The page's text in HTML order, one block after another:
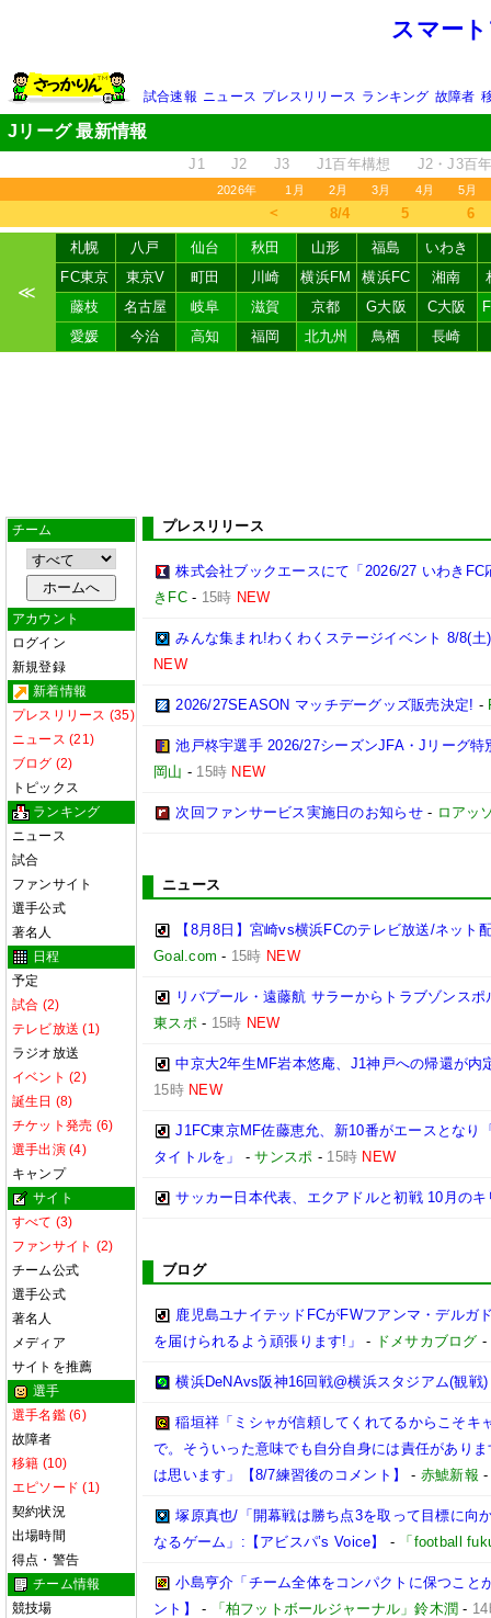
スマー
試合速報 ニュース プレスリリース ランキング 故障者
Jリーグ 最新情報
J1 J2 J3 J1百年構想 J2・J3百
2026年 1月 2月 3月 4月 5月
＜ 8/4 5 6
≪
札幌 八戸 仙台 秋田 山形 福島
いわき
FC東京
東京V 町田 川崎 横浜FM 横浜FC 湘南
藤枝
名古屋 岐阜 滋賀 京都 G大阪 C大阪
愛媛
今治 高知 福岡 北九州 鳥栖 長崎
チーム
アカウント
ログイン
新規登録
新着情報
プレスリリース (35)
ニュース (21)
ブログ (2)
トピックス
ランキング
ニュース
試合
ファンサイト
選手公式
著名人
日程
予定
試合 (2)
テレビ放送 (1)
ラジオ放送
イベント (2)
誕生日 (8)
チケット発売 (6)
選手出演 (4)
キャンプ
サイト
すべて (3)
ファンサイト (2)
チーム公式
選手公式
著名人
メディア
サイトを推薦
選手
選手名鑑 (6)
故障者
移籍 (10)
エピソード (1)
契約状況
出場時間
得点・警告
チーム情報
競技場
プレスリリース
株式会社ブックエースにて「2026/27 いわき
きFC- 15時 NEW
みんな集まれ!わくわくステージイベント 8/8(
NEW
2026/27SEASON マッチデーグッズ販売決定! -
池戸柊宇選手 2026/27シーズンJFA・Jリーグ
岡山 - 15時 NEW
次回ファンサービス実施日のお知らせ- ロアッ
ニュース
【8月8日】宮崎vs横浜FCのテレビ放送/ネット
Goal.com - 15時 NEW
リバプール・遠藤航 サラーからトラブゾンス
東スポ- 15時 NEW
中京大2年生MF岩本悠庵、J1神戸への帰還が内
15時 NEW
J1FC東京MF佐藤恵允、新10番がエースとなり
タイトルを」
-サンスポ - 15時 NEW
サッカー日本代表、エクアドルと初戦 10月のキ
ブログ
鹿児島ユナイテッドFCがFWフアンマ・デルガ
を届けられるよう頑張ります!」
- ドメサカブログ -
横浜DeNAvs阪神16回戦@横浜スタジアム(観戦)
稲垣祥「ミシャが信頼してくれてるからこそキ
で。そういった意味でも自分自身には責任があり
は思います」【8/7練習後のコメント】
- 赤鯱新報
塚原真也/「開幕戦は勝ち点3を取って目標に向
なるゲーム」:【アビスパ’s Voice】
- 「football
小島亨介「チーム全体をコンパクトに保つこ
ント】
- 「柏フットボールジャーナル」鈴木潤 -